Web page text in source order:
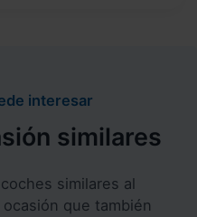
interesar
similares
similares al
ocasión que también